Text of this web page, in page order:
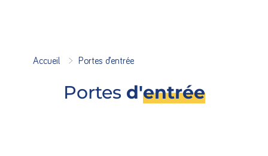
Conseils & Actus
Nos produits
Accueil > Portes d’entrée
Portesd'entrée